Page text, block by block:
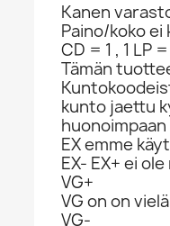
Kanen
Paino/koko ei
CD = 1 , 1 LP
Tämän
kunto jaettu
huonoimpaan
EX emme
EX- EX+ ei
VG+
VG on on
VG-